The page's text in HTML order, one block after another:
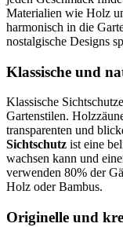
Materialien wie Holz
harmonisch in die
nostalgische Designs
Klassische und
Klassische
Gartenstilen.
transparenten und
Sichtschutz ist eine
wachsen kann und
verwenden 80% der
Holz oder Bambus.
Originelle und